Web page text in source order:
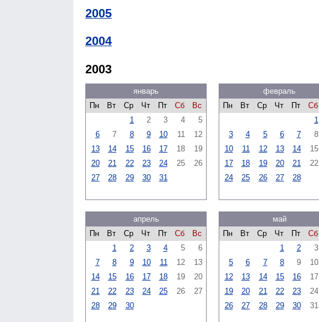
2005
2004
2003
январь
Пн
Вт Ср Чт Пт Сб
Вс
1
2 3 4
5
6
7 8 9 10 11
12
13
14 15 16 17 18
19
20
21 22 23 24 25
26
27
28 29 30 31
февраль
Пн
Вт Ср Чт Пт Сб
1
3
4 5 6 7 8
10
11 12 13 14 15
17
18 19 20 21 22
24
25 26 27 28
апрель
Пн
Вт Ср Чт Пт Сб
Вс
1
2 3 4 5
6
7
8 9 10 11 12
13
14
15 16 17 18 19
20
21
22 23 24 25 26
27
28
29 30
май
Пн
Вт Ср Чт Пт Сб
1
2 3
5
6 7 8 9 10
12
13 14 15 16 17
19
20 21 22 23 24
26
27 28 29 30 31